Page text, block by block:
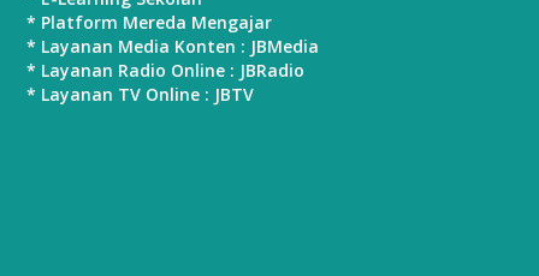
* Platform Mereda Mengajar
* Layanan Media Konten : JBMedia
* Layanan Radio Online : JBRadio
* Layanan TV Online : JBTV